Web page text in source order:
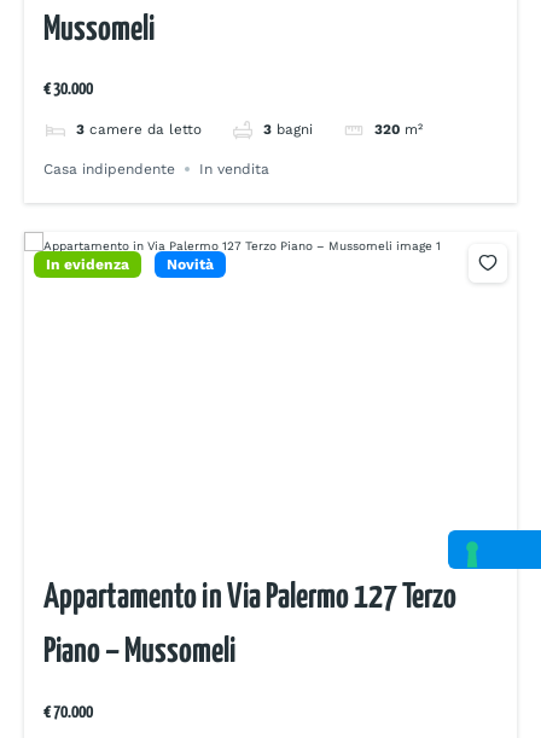
Mussomeli
€ 30.000
3 camere da letto 3 bagni 320 m²
Casa indipendente In vendita
In evidenza Novità
Appartamento in Via Palermo 127 Terzo
Piano – Mussomeli
€ 70.000